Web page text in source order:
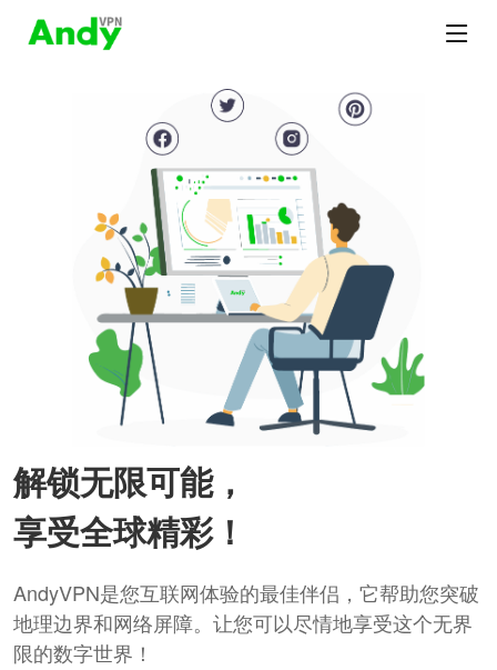
解锁无限可能，
享受全球精彩！
AndyVPN是您互联网体验的最佳伴侣，它帮助您突破
地理边界和网络屏障。让您可以尽情地享受这个无界
限的数字世界！